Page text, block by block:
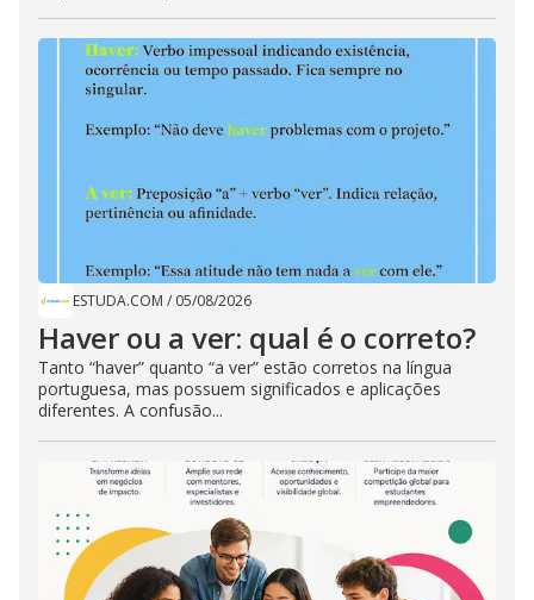
ESTUDA.COM / 05/08/2026
Haver ou a ver: qual é o correto?
Tanto “haver” quanto “a ver” estão corretos na língua
portuguesa, mas possuem significados e aplicações
diferentes. A confusão...